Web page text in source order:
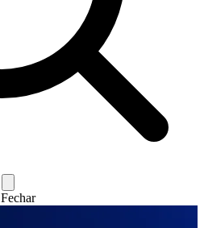
Fechar